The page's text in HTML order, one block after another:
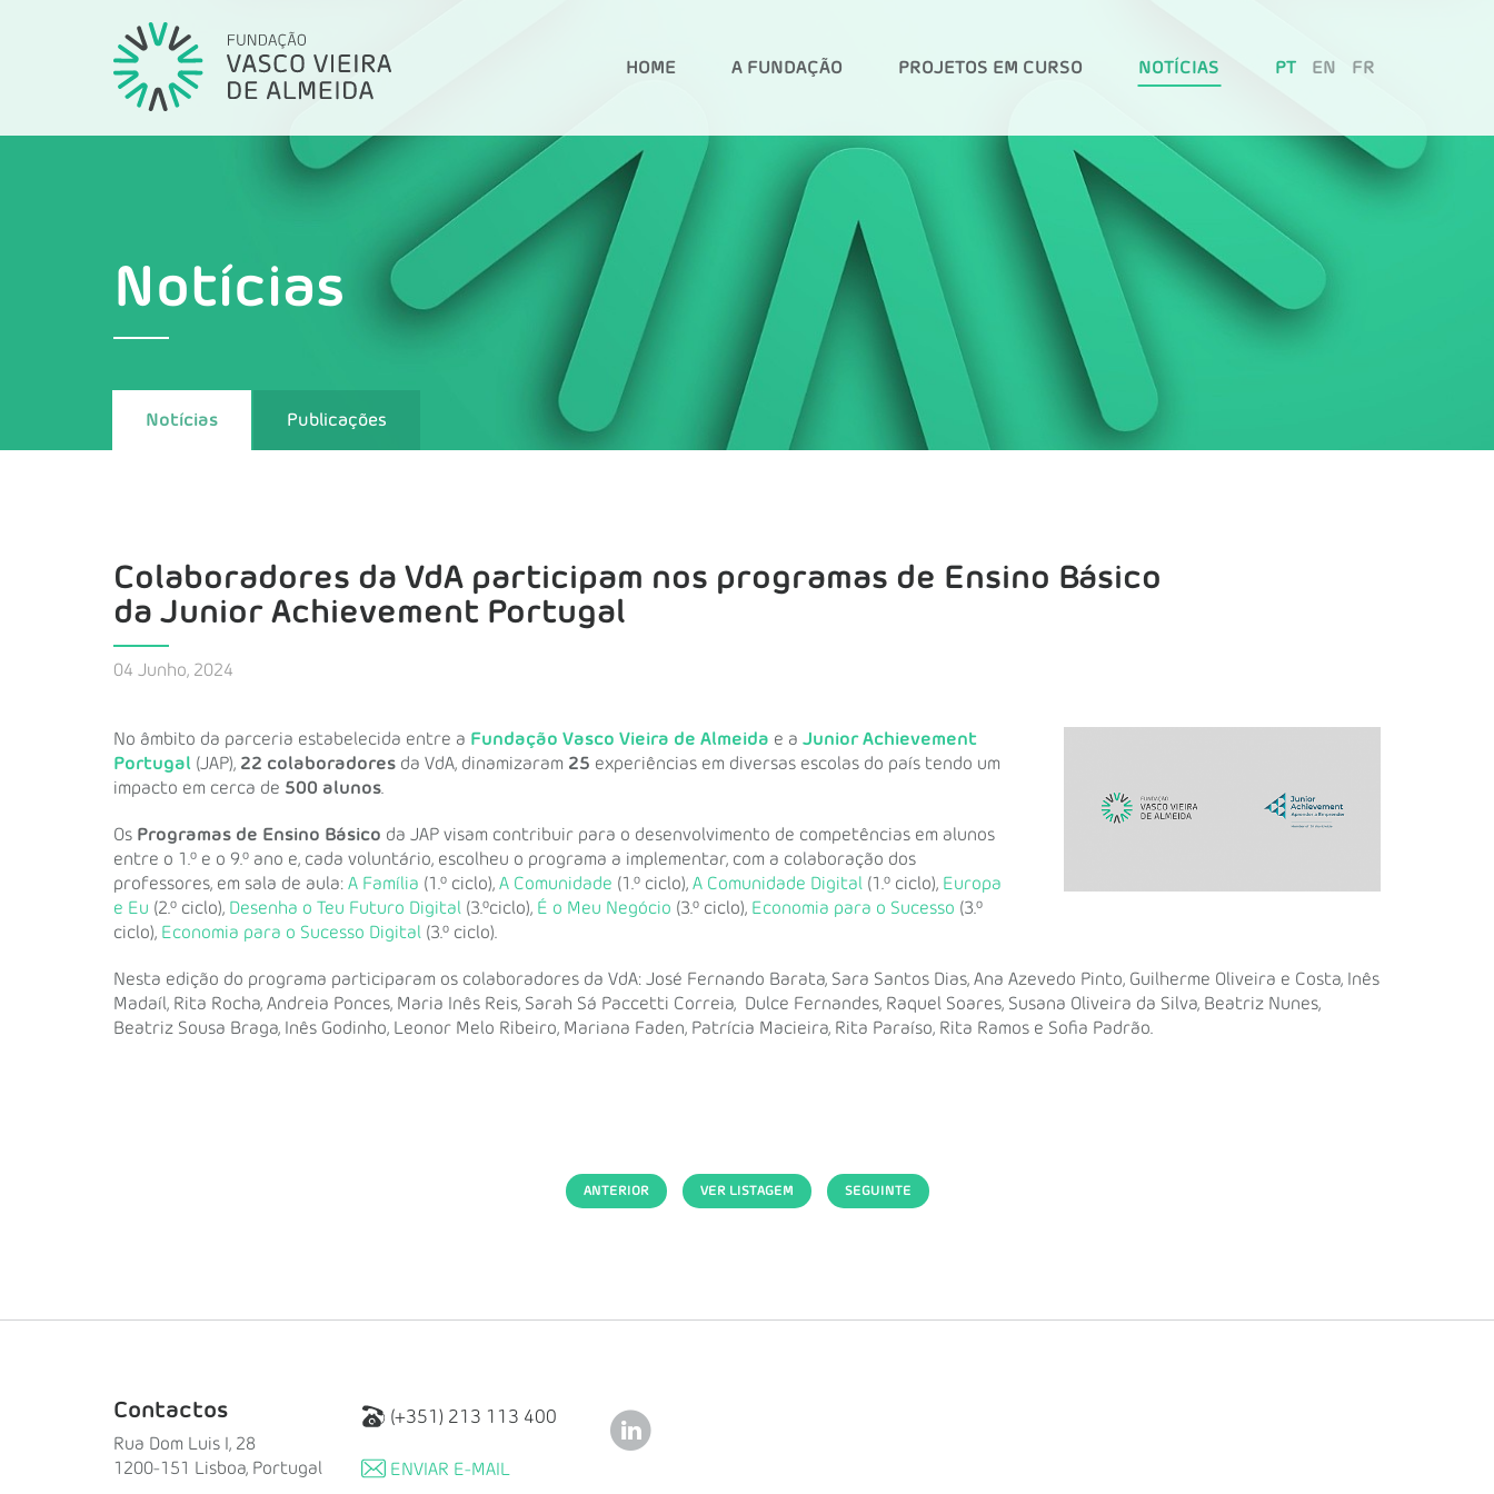
HOME A FUNDAÇÃO PROJETOS EM CURSO NOTÍCIAS PT EN FR
Notícias
Notícias Publicações
Colaboradores da VdA participam nos programas de Ensino Básico
da Junior Achievement Portugal
04 Junho, 2024
No âmbito da parceria estabelecida entre a Fundação Vasco Vieira de Almeida e a Junior Achievement
Portugal (JAP), 22 colaboradores da VdA, dinamizaram 25 experiências em diversas escolas do país tendo um
impacto em cerca de 500 alunos
Os Programas de Ensino Básico da JAP visam contribuir para o desenvolvimento de competências em alunos
entre o 1.º e o 9.º ano e, cada voluntário, escolheu o programa a implementar, com a colaboração dos
professores, em sala de aula: A Família (1.º ciclo), A Comunidade (1.º ciclo), A Comunidade Digital (1.º ciclo), Europa
e Eu (2.º ciclo), Desenha o Teu Futuro Digital (3.ºciclo), É o Meu Negócio (3.º ciclo), Economia para o Sucesso (3.º
ciclo), Economia para o Sucesso Digital (3.º ciclo).
Nesta edição do programa participaram os colaboradores da VdA: José Fernando Barata, Sara Santos Dias, Ana Azevedo Pinto, Guilherme Oliveira e Costa, Inês
Madaíl, Rita Rocha, Andreia Ponces, Maria Inês Reis, Sarah Sá Paccetti Correia, Dulce Fernandes, Raquel Soares, Susana Oliveira da Silva, Beatriz Nunes,
Beatriz Sousa Braga, Inês Godinho, Leonor Melo Ribeiro, Mariana Faden, Patrícia Macieira, Rita Paraíso, Rita Ramos e Sofia Padrão.
ANTERIOR VER LISTAGEM SEGUINTE
Contactos
Rua Dom Luis I, 28
1200-151 Lisboa, Portugal
(+351) 213 113 400
ENVIAR E-MAIL